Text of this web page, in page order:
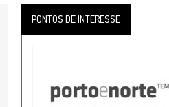
PONTOS DE INTERESSE